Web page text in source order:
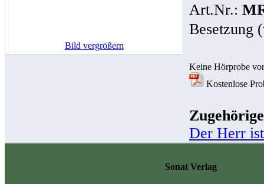
Bild vergrößern
Art.Nr.:
Besetzung
Keine Hörprobe
Kostenlose
Der Herr
Sonat Verlag